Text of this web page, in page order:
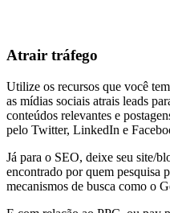
Atrair tráfego
Utilize os recursos que você
as mídias sociais atrais leads
conteúdos relevantes e
pelo Twitter, LinkedIn e
Já para o SEO, deixe seu site/
encontrado por quem pesquisa
mecanismos de busca como o